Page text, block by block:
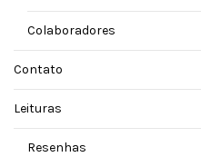
Colaboradores
Contato
Leituras
Resenhas